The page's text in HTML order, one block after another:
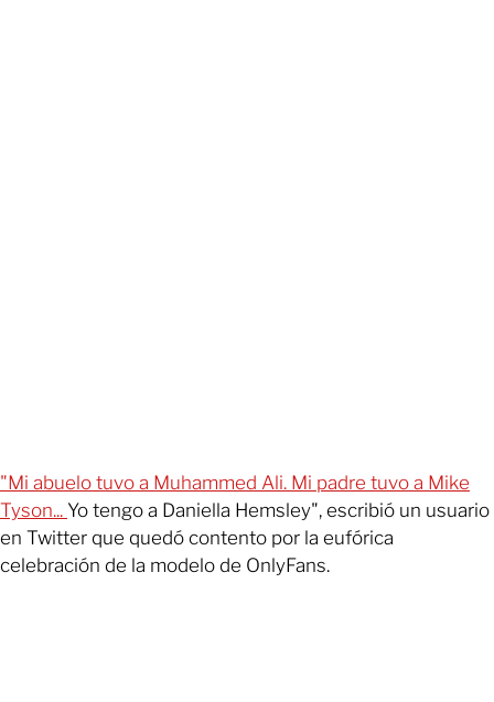
"Mi abuelo tuvo a Muhammed Ali. Mi padre tuvo a Mike
Tyson... Yo tengo a Daniella Hemsley", escribió un usuario
en Twitter que quedó contento por la eufórica
celebración de la modelo de OnlyFans.